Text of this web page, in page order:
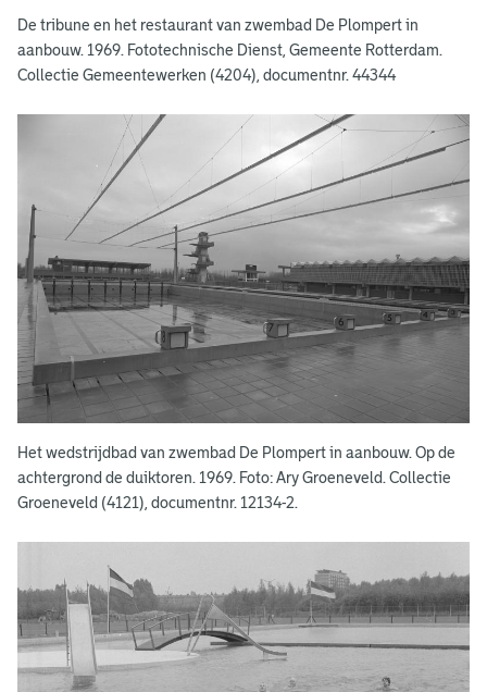
P
l
e
r
t
De tribune en het restaurant van zwembad De Plompert in
aanbouw. 1969. Fototechnische Dienst, Gemeente Rotterdam.
Collectie Gemeentewerken (4204), documentnr. 44344
Het wedstrijdbad van zwembad De Plompert in aanbouw. Op de
achtergrond de duiktoren. 1969. Foto: Ary Groeneveld. Collectie
Groeneveld (4121), documentnr. 12134-2.